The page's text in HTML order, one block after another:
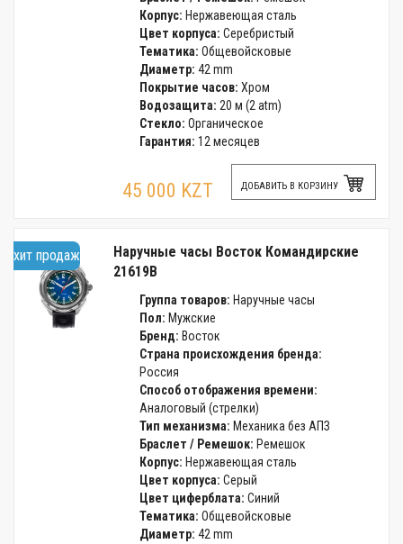
Корпус: Нержавеющая сталь
Цвет корпуса: Серебристый
Тематика: Общевойсковые
Диаметр: 42 mm
Покрытие часов: Хром
Водозащита: 20 м (2 atm)
Стекло: Органическое
Гарантия: 12 месяцев
45 000 KZT ДОБАВИТЬ В КОРЗИНУ
хит продаж
Наручные часы Восток Командирские
21619В
Группа товаров: Наручные часы
Пол: Мужские
Бренд: Восток
Страна происхождения бренда:
Россия
Способ отображения времени:
Аналоговый (стрелки)
Тип механизма: Механика без АПЗ
Браслет / Ремешок: Ремешок
Корпус: Нержавеющая сталь
Цвет корпуса: Серый
Цвет циферблата: Синий
Тематика: Общевойсковые
Диаметр: 42 mm